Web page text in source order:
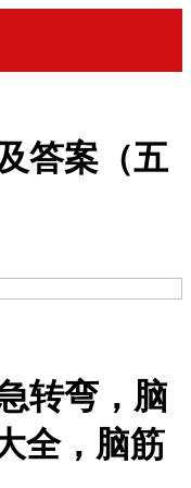
答案（五
转弯，脑
全，脑筋